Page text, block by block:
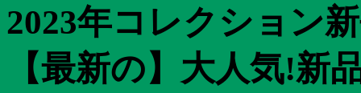
2023年コレクション
【最新の】大人気!新